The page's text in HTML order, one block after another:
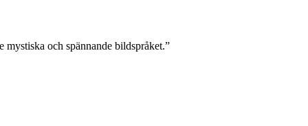
mystiska och spännande bildspråket.”